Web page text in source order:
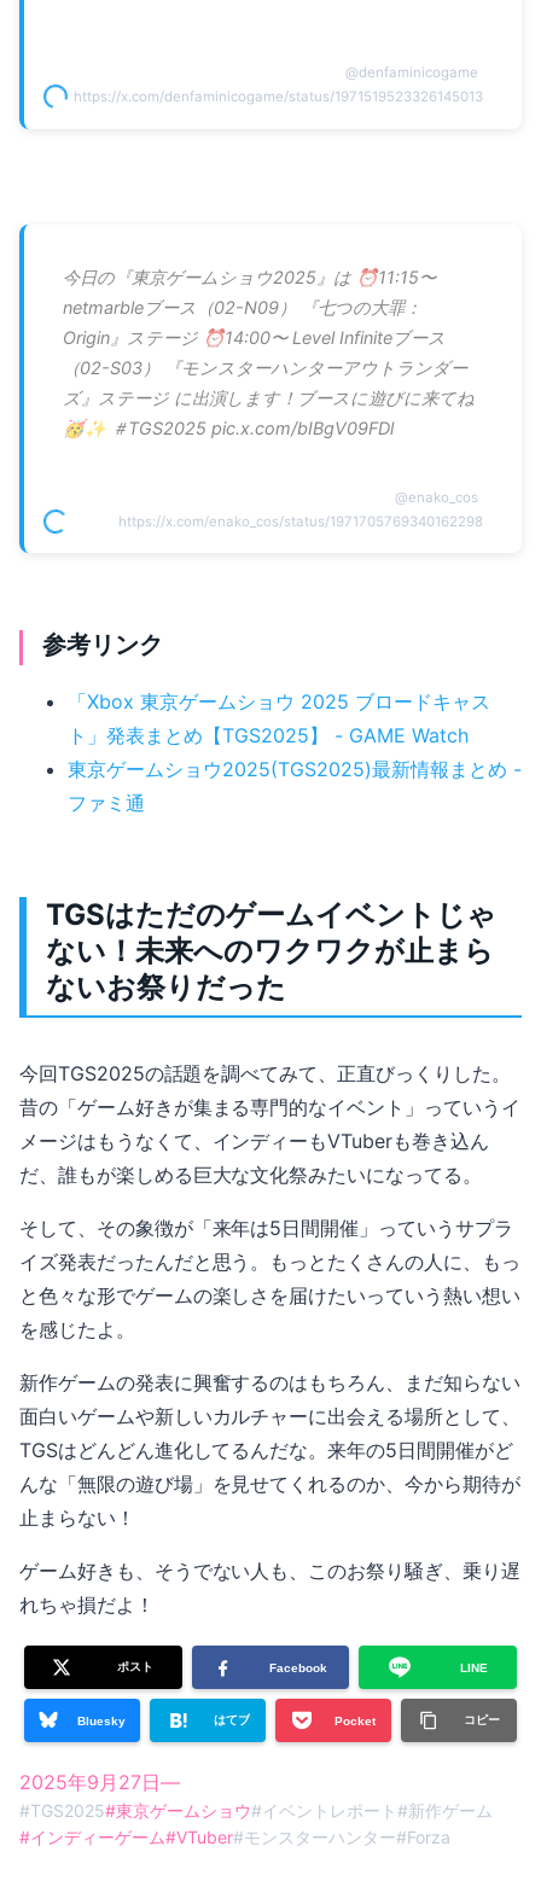
@denfaminicogame
https://x.com/denfaminicogame/status/1971519523326145013
今日の『東京ゲームショウ2025』は ⏰11:15〜
netmarbleブース（02-N09） 『七つの大罪：
Origin』ステージ ⏰14:00〜 Level Infiniteブース
（02-S03） 『モンスターハンターアウトランダー
ズ』ステージ に出演します！ブースに遊びに来てね
🥳✨ ＃TGS2025 pic.x.com/bIBgV09FDl
@enako_cos
https://x.com/enako_cos/status/1971705769340162298
参考リンク
「Xbox 東京ゲームショウ 2025 ブロードキャス
ト」発表まとめ【TGS2025】 - GAME Watch
東京ゲームショウ2025(TGS2025)最新情報まとめ -
ファミ通
TGSはただのゲームイベントじゃ
ない！未来へのワクワクが止まら
ないお祭りだった
今回TGS2025の話題を調べてみて、正直びっくりした。
昔の「ゲーム好きが集まる専門的なイベント」っていうイ
メージはもうなくて、インディーもVTuberも巻き込ん
だ、誰もが楽しめる巨大な文化祭みたいになってる。
そして、その象徴が「来年は5日間開催」っていうサプラ
イズ発表だったんだと思う。もっとたくさんの人に、もっ
と色々な形でゲームの楽しさを届けたいっていう熱い想い
を感じたよ。
新作ゲームの発表に興奮するのはもちろん、まだ知らない
面白いゲームや新しいカルチャーに出会える場所として、
TGSはどんどん進化してるんだな。来年の5日間開催がど
んな「無限の遊び場」を見せてくれるのか、今から期待が
止まらない！
ゲーム好きも、そうでない人も、このお祭り騒ぎ、乗り遅
れちゃ損だよ！
ポスト Facebook LINE
Bluesky はてブ Pocket コピー
2025年9月27日—
#TGS2025#東京ゲームショウ#イベントレポート#新作ゲーム
#インディーゲーム#VTuber#モンスターハンター#Forza